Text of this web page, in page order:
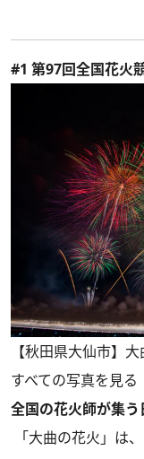
#1 第97回全国花火
【秋田県大仙市】
すべての写真を見る
全国の花火師が集
「大曲の花火」は